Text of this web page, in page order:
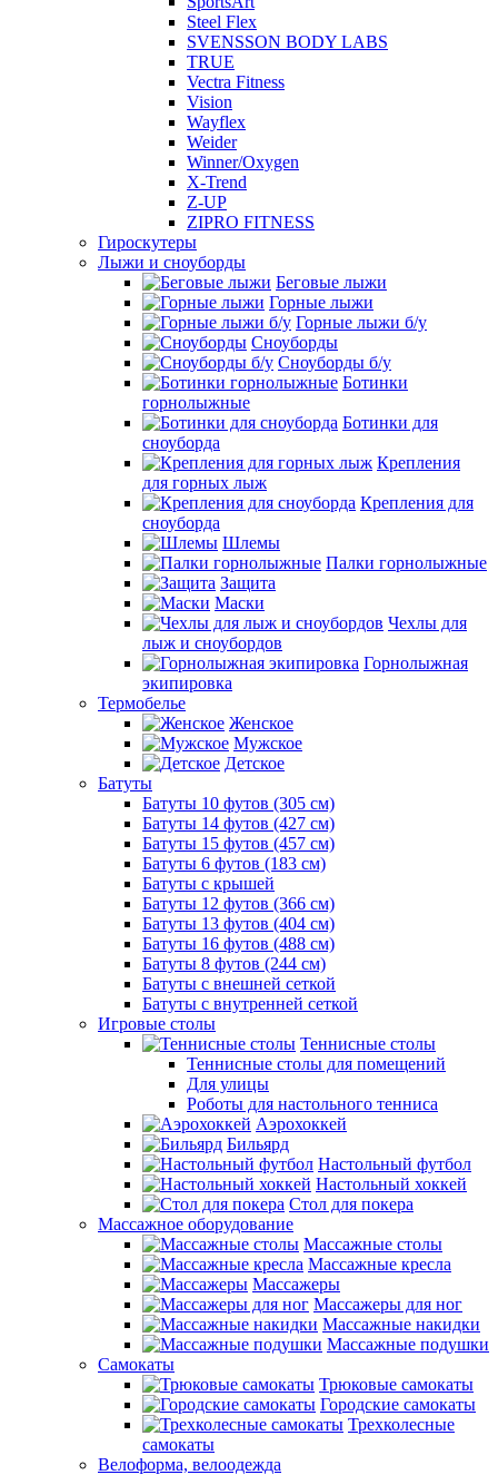
Steel Flex
SVENSSON BODY LABS
TRUE
Vectra Fitness
Vision
Wayflex
Weider
Winner/Oxygen
X-Trend
Z-UP
ZIPRO FITNESS
Гироскутеры
Лыжи и сноуборды
Беговые лыжи
Горные лыжи
Горные лыжи б/у
Сноуборды
Сноуборды б/у
Ботинки
горнолыжные
Ботинки для
сноуборда
Крепления
для горных лыж
Крепления для
сноуборда
Шлемы
Палки горнолыжные
Защита
Маски
Чехлы для
лыж и сноубордов
Горнолыжная
экипировка
Термобелье
Женское
Мужское
Детское
Батуты
Батуты 10 футов (305 см)
Батуты 14 футов (427 см)
Батуты 15 футов (457 см)
Батуты 6 футов (183 см)
Батуты с крышей
Батуты 12 футов (366 см)
Батуты 13 футов (404 см)
Батуты 16 футов (488 см)
Батуты 8 футов (244 см)
Батуты с внешней сеткой
Батуты с внутренней сеткой
Игровые столы
Теннисные столы
Теннисные столы для помещений
Для улицы
Роботы для настольного тенниса
Аэрохоккей
Бильярд
Настольный футбол
Настольный хоккей
Стол для покера
Массажное оборудование
Массажные столы
Массажные кресла
Массажеры
Массажеры для ног
Массажные накидки
Массажные подушки
Самокаты
Трюковые самокаты
Городские самокаты
Трехколесные
самокаты
Велоформа, велоодежда